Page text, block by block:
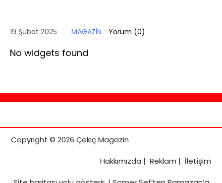
19 Şubat 2025 MAGAZİN Yorum (0)
No widgets found
Copyright © 2026 Çekiç Magazin
Hakkımızda | Reklam | İletişim